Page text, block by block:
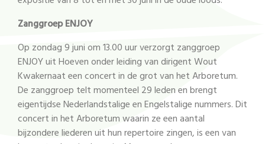
Zanggroep ENJOY
Op zondag 9 juni om 13.00 uur verzorgt zanggroep
ENJOY uit Hoeven onder leiding van dirigent Wout
Kwakernaat een concert in de grot van het Arboretum.
De zanggroep telt momenteel 29 leden en brengt
eigentijdse Nederlandstalige en Engelstalige nummers. Dit
concert in het Arboretum waarin ze een aantal
bijzondere liederen uit hun repertoire zingen, is een van